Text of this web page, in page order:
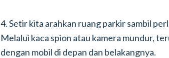
4. Setir kita arahkan ruang parkir sambil
Melalui kaca spion atau kamera mundur,
dengan mobil di depan dan belakangnya.